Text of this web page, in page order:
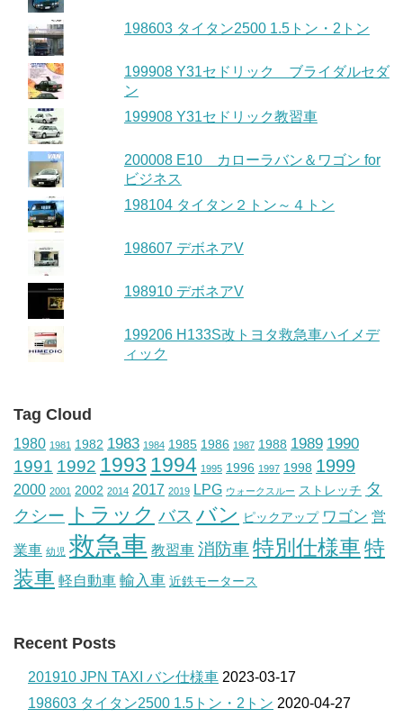
198603 タイタン2500 1.5トン・2トン
199908 Y31セドリック ブライダルセダ
ン
199908 Y31セドリック教習車
200008 E10 カローラバン＆ワゴン for
ビジネス
198104 タイタン２トン～４トン
198607 デボネアV
198910 デボネアV
199206 H133S改トヨタ救急車ハイメデ
ィック
Tag Cloud
1980 1981 1982 1983 1984 1985 1986 1987 1988 1989 1990
1991 1992 1993 1994 1995 1996 1997 1998 1999
2000 2001 2002 2014 2017 2019 LPG ウォークスルー ストレッチ タ
クシー
トラック バス バン ピックアップ ワゴン 営
業車 幼児 救急車 教習車 消防車特別仕様車特
装車 軽自動車 輸入車 近鉄モータース
Recent Posts
201910 JPN TAXI バン仕様車 2023-03-17
198603 タイタン2500 1.5トン・2トン 2020-04-27